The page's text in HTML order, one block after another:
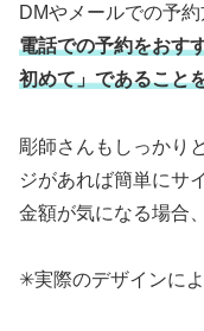
DMやメールでの予約
電話での予約をおす
初めて」であること
彫師さんもしっかり
ジがあれば簡単にサ
金額が気になる場合
✳︎実際のデザインに